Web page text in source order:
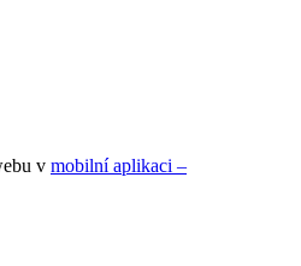
v mobilní aplikaci –